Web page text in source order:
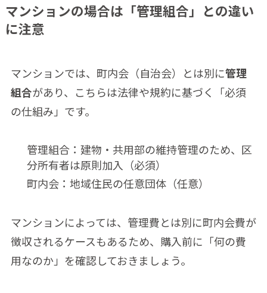
マンションの場合は「管理組合」との違い
に注意
マンションでは、町内会（自治会）とは別に管理
組合があり、こちらは法律や規約に基づく「必須
の仕組み」です。
管理組合：建物・共用部の維持管理のため、区
分所有者は原則加入（必須）
町内会：地域住民の任意団体（任意）
マンションによっては、管理費とは別に町内会費が
徴収されるケースもあるため、購入前に「何の費
用なのか」を確認しておきましょう。